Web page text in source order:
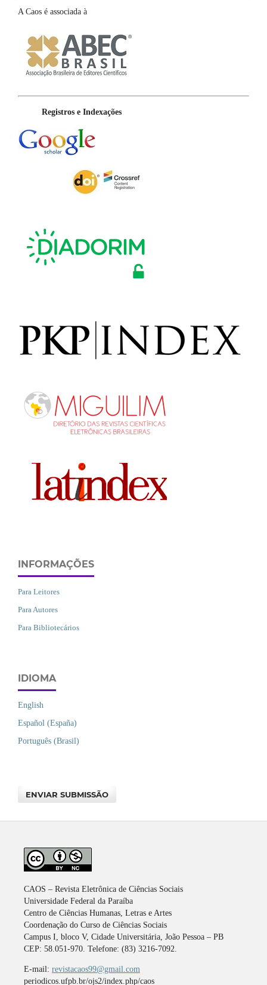
A Caos é associada à
Registros e Indexações
INFORMAÇÕES
Para Leitores
Para Autores
Para Bibliotecários
IDIOMA
English
Español (España)
Português (Brasil)
ENVIAR SUBMISSÃO
CAOS – Revista Eletrônica de Ciências Sociais
Universidade Federal da Paraíba
Centro de Ciências Humanas, Letras e Artes
Coordenação do Curso de Ciências Sociais
Campus I, bloco V, Cidade Universitária, João Pessoa – PB
CEP: 58.051-970. Telefone: (83) 3216-7092.
E-mail: revistacaos99@gmail.com
periodicos.ufpb.br/ojs2/index.php/caos